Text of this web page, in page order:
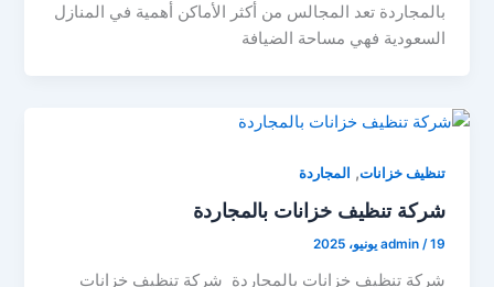
بالمجاردة تعد المجالس من أكثر الأماكن أهمية في المنازل
السعودية فهي مساحة الضيافة
تنظيف خزانات, المجاردة
شركة تنظيف خزانات بالمجاردة
admin /19 يونيو، 2025
شركة تنظيف خزانات بالمجاردة شركة تنظيف خزانات